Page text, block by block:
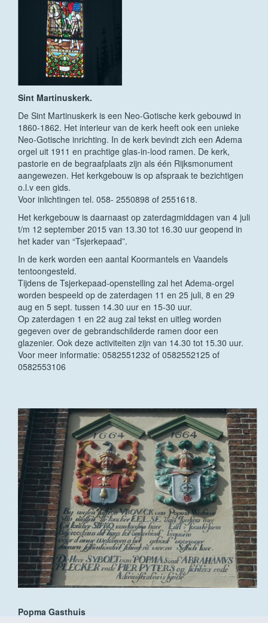
Sint Martinuskerk.
De Sint Martinuskerk is een Neo-Gotische kerk gebouwd in
1860-1862. Het interieur van de kerk heeft ook een unieke
Neo-Gotische inrichting. In de kerk bevindt zich een Adema
orgel uit 1911 en prachtige glas-in-lood ramen. De kerk,
pastorie en de begraafplaats zijn als één Rijksmonument
aangewezen. Het kerkgebouw is op afspraak te bezichtigen
o.l.v een gids.
Voor inlichtingen tel. 058- 2550898 of 2551618.
Het kerkgebouw is daarnaast op zaterdagmiddagen van 4 juli
t/m 12 september 2015 van 13.30 tot 16.30 uur geopend in
het kader van “Tsjerkepaad”.
In de kerk worden een aantal Koormantels en Vaandels
tentoongesteld.
Tijdens de Tsjerkepaad-openstelling zal het Adema-orgel
worden bespeeld op de zaterdagen 11 en 25 juli, 8 en 29
aug en 5 sept. tussen 14.30 uur en 15-30 uur.
Op zaterdagen 1 en 22 aug zal tekst en uitleg worden
gegeven over de gebrandschilderde ramen door een
glazenier. Ook deze activiteiten zijn van 14.30 tot 15.30 uur.
Voor meer informatie: 0582551232 of 0582552125 of
0582553106
Popma Gasthuis